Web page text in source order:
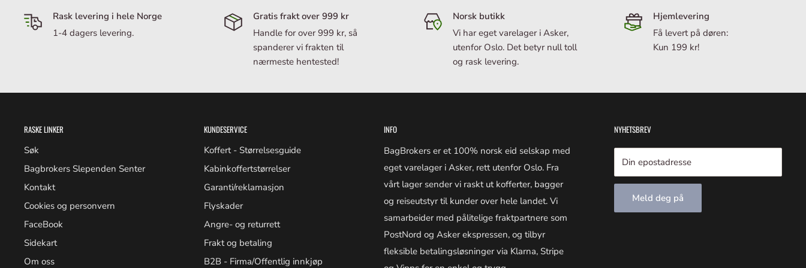
Vi bruker anekjente selskaper som Vipps, Klarna og Stripe som våre
Du velger selv om du vil betale med kort, delbetaling (del opp) eller faktura (få
Ved bestilling får du som kunde en ordrebekreftelse. Når varen(e) går fra oss, vil du
Rask levering i hele Norge
1-4 dagers levering.
Gratis frakt over 999 kr
Handle for over 999 kr, så
spanderer vi frakten til
nærmeste hentested!
Norsk butikk
Vi har eget varelager i Asker,
utenfor Oslo. Det betyr null toll
og rask levering.
Hjemlevering
Få levert på døren:
Kun 199 kr!
RASKE LINKER
Søk
Bagbrokers Slependen Senter
Kontakt
Cookies og personvern
FaceBook
Sidekart
Om oss
KUNDESERVICE
Koffert - Størrelsesguide
Kabinkoffertstørrelser
Garanti/reklamasjon
Flyskader
Angre- og returrett
Frakt og betaling
B2B - Firma/Offentlig innkjøp
INFO
BagBrokers er et 100% norsk eid selskap med
eget varelager i Asker, rett utenfor Oslo. Fra
vårt lager sender vi raskt ut kofferter, bagger
og reiseutstyr til kunder over hele landet. Vi
samarbeider med pålitelige fraktpartnere som
PostNord og Asker ekspressen, og tilbyr
fleksible betalingsløsninger via Klarna, Stripe
NYHETSBREV
Din epostadresse
Meld deg på